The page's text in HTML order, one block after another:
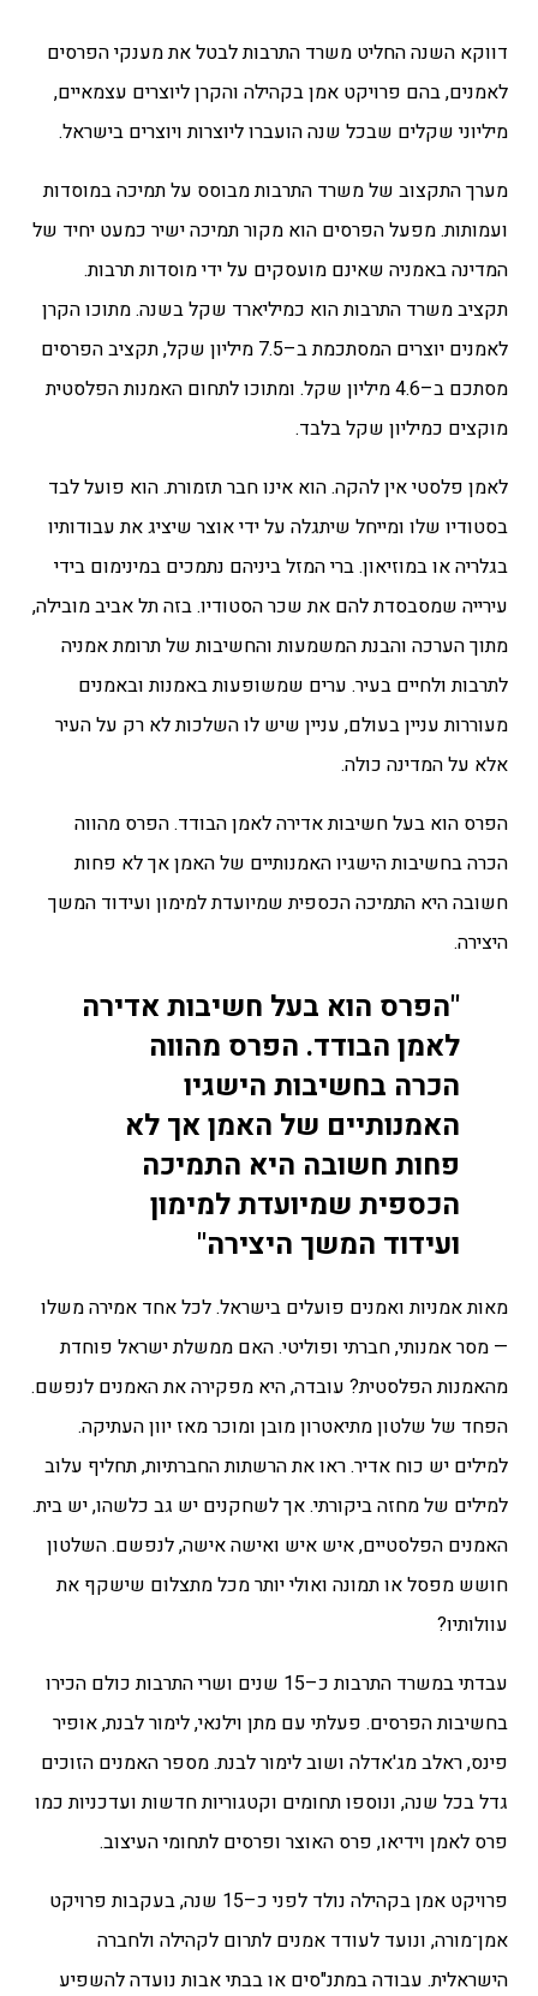
דווקא השנה החליט משרד התרבות לבטל את מענקי הפרסים
לאמנים, בהם פרויקט אמן בקהילה והקרן ליוצרים עצמאיים,
מיליוני שקלים שבכל שנה הועברו ליוצרות ויוצרים בישראל.
מערך התקצוב של משרד התרבות מבוסס על תמיכה במוסדות
ועמותות. מפעל הפרסים הוא מקור תמיכה ישיר כמעט יחיד של
המדינה באמניה שאינם מועסקים על ידי מוסדות תרבות.
תקציב משרד התרבות הוא כמיליארד שקל בשנה. מתוכו הקרן
לאמנים יוצרים המסתכמת ב–7.5 מיליון שקל, תקציב הפרסים
מסתכם ב–4.6 מיליון שקל. ומתוכו לתחום האמנות הפלסטית
מוקצים כמיליון שקל בלבד.
לאמן פלסטי אין להקה. הוא אינו חבר תזמורת. הוא פועל לבד
בסטודיו שלו ומייחל שיתגלה על ידי אוצר שיציג את עבודותיו
בגלריה או במוזיאון. ברי המזל ביניהם נתמכים במינימום בידי
עירייה שמסבסדת להם את שכר הסטודיו. בזה תל אביב מובילה,
מתוך הערכה והבנת המשמעות והחשיבות של תרומת אמניה
לתרבות ולחיים בעיר. ערים שמשופעות באמנות ובאמנים
מעוררות עניין בעולם, עניין שיש לו השלכות לא רק על העיר
אלא על המדינה כולה.
הפרס הוא בעל חשיבות אדירה לאמן הבודד. הפרס מהווה
הכרה בחשיבות הישגיו האמנותיים של האמן אך לא פחות
חשובה היא התמיכה הכספית שמיועדת למימון ועידוד המשך
היצירה.
"הפרס הוא בעל חשיבות אדירה
לאמן הבודד. הפרס מהווה
הכרה בחשיבות הישגיו
האמנותיים של האמן אך לא
פחות חשובה היא התמיכה
הכספית שמיועדת למימון
ועידוד המשך היצירה"
מאות אמניות ואמנים פועלים בישראל. לכל אחד אמירה משלו
— מסר אמנותי, חברתי ופוליטי. האם ממשלת ישראל פוחדת
מהאמנות הפלסטית? עובדה, היא מפקירה את האמנים לנפשם.
הפחד של שלטון מתיאטרון מובן ומוכר מאז יוון העתיקה.
למילים יש כוח אדיר. ראו את הרשתות החברתיות, תחליף עלוב
למילים של מחזה ביקורתי. אך לשחקנים יש גב כלשהו, יש בית.
האמנים הפלסטיים, איש איש ואישה אישה, לנפשם. השלטון
חושש מפסל או תמונה ואולי יותר מכל מתצלום שישקף את
עוולותיו?
עבדתי במשרד התרבות כ–15 שנים ושרי התרבות כולם הכירו
בחשיבות הפרסים. פעלתי עם מתן וילנאי, לימור לבנת, אופיר
פינס, ראלב מג'אדלה ושוב לימור לבנת. מספר האמנים הזוכים
גדל בכל שנה, ונוספו תחומים וקטגוריות חדשות ועדכניות כמו
פרס לאמן וידיאו, פרס האוצר ופרסים לתחומי העיצוב.
פרויקט אמן בקהילה נולד לפני כ–15 שנה, בעקבות פרויקט
אמן־מורה, ונועד לעודד אמנים לתרום לקהילה ולחברה
הישראלית. עבודה במתנ"סים או בבתי אבות נועדה להשפיע